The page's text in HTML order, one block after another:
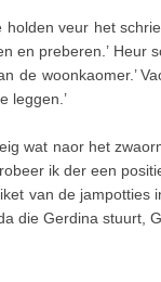
veur het
en preberen.’ Heur
woonkaomer.’
leggen.’
wat naor het
ik der een
van de
die Gerdina stuurt,